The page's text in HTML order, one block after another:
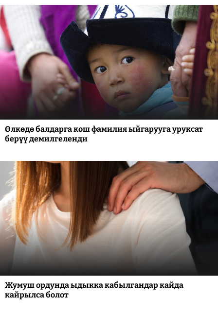
Өлкөдө балдарга кош фамилия ыйгарууга уруксат
берүү демилгеленди
Жумуш ордунда ыдыкка кабылгандар кайда
кайрылса болот